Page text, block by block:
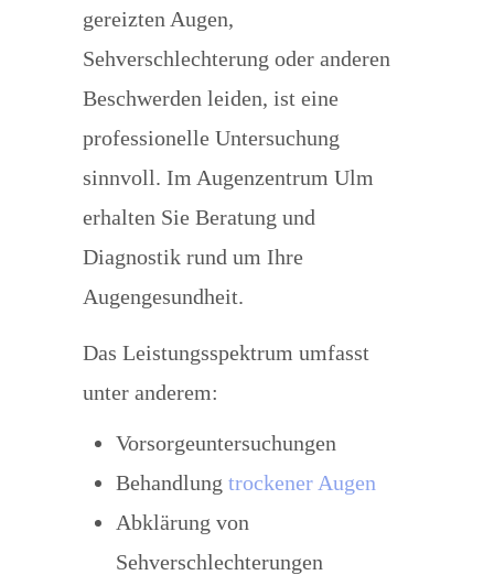
gereizten Augen,
Sehverschlechterung oder anderen
Beschwerden leiden, ist eine
professionelle Untersuchung
sinnvoll. Im Augenzentrum Ulm
erhalten Sie Beratung und
Diagnostik rund um Ihre
Augengesundheit.
Das Leistungsspektrum umfasst
unter anderem:
Vorsorgeuntersuchungen
Behandlung trockener Augen
Abklärung von
Sehverschlechterungen